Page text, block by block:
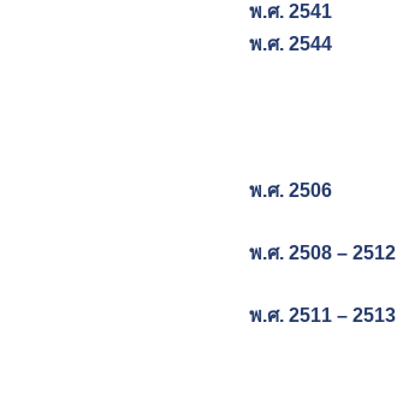
พ.ศ. 2541
พ.ศ. 2544
พ.ศ. 2506
พ.ศ. 2508 – 2512
พ.ศ. 2511 – 2513